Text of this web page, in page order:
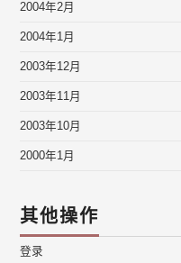
2004年2月
2004年1月
2003年12月
2003年11月
2003年10月
2000年1月
其他操作
登录